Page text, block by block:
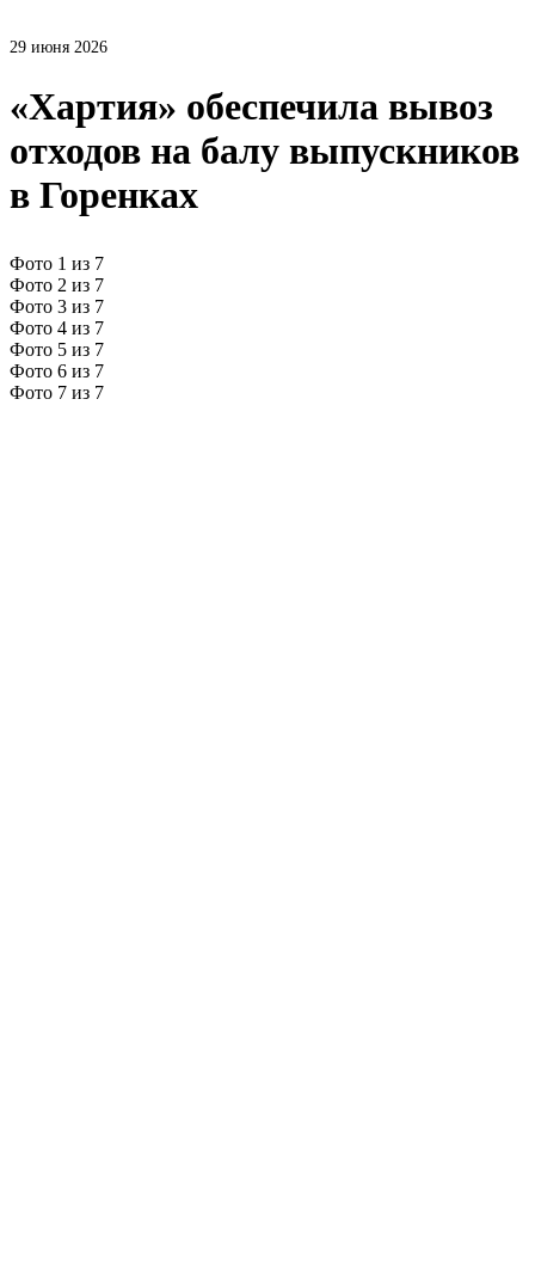
29 июня 2026
«Хартия» обеспечила вывоз
отходов на балу выпускников
в Горенках
Фото 1 из 7
Фото 2 из 7
Фото 3 из 7
Фото 4 из 7
Фото 5 из 7
Фото 6 из 7
Фото 7 из 7